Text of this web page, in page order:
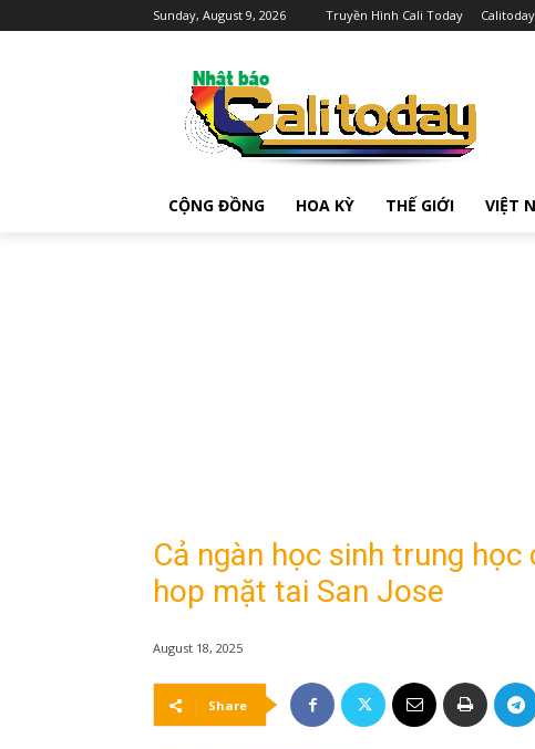
Sunday, August 9, 2026 Truyền Hình Cali Today
CỘNG ĐỒNG HOA KỲ THẾ GIỚI VIỆT
Cả ngàn học sinh trung
hop mặt tai San Jose
August 18, 2025
Share